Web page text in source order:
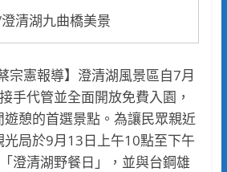
清湖九曲橋美景
宗憲報導】澄清湖風景區自7月
手代管並全面開放免費入園，
憩的首選景點。為讓民眾親近
局於9月13日上午10點至下午
澄清湖野餐日」，並與台鋼雄